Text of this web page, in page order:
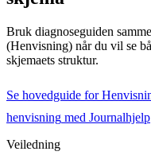
Bruk diagnoseguiden
(Henvisning) når du vil se
skjemaets struktur.
Se hovedguide for
henvisning med Journalhjelp
Veiledning